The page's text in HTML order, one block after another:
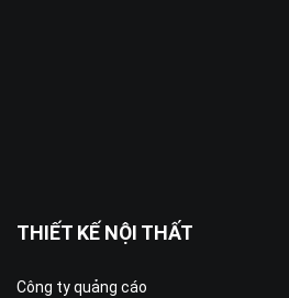
THIẾT KẾ NỘI THẤT
Công ty quảng cáo